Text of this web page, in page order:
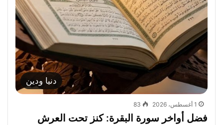
دنيا ودين
1 أغسطس، 2026 83
فضل أواخر سورة البقرة: كنز تحت العرش